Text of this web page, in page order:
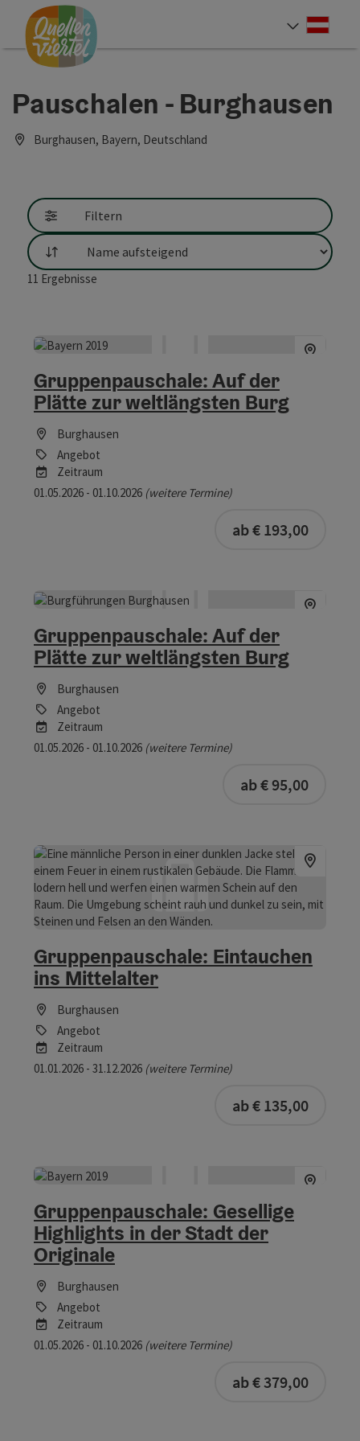
Zum Inhalt
Zur Navigation
Zum Seitenanfang
Pauschalen - Burghausen
Burghausen, Bayern, Deutschland
Filtern
Sortierung
11 Ergebnisse
Gruppenpauschale: Auf der
Plätte zur weltlängsten Burg
Burghausen
Angebot
Zeitraum
01.05.2026 - 01.10.2026 (weitere Termine)
ab € 193,00
Gruppenpauschale: Auf der
Plätte zur weltlängsten Burg
Burghausen
Angebot
Zeitraum
01.05.2026 - 01.10.2026 (weitere Termine)
ab € 95,00
Gruppenpauschale: Eintauchen
ins Mittelalter
Burghausen
Angebot
Zeitraum
01.01.2026 - 31.12.2026 (weitere Termine)
ab € 135,00
Gruppenpauschale: Gesellige
Highlights in der Stadt der
Originale
Burghausen
Angebot
Zeitraum
01.05.2026 - 01.10.2026 (weitere Termine)
ab € 379,00